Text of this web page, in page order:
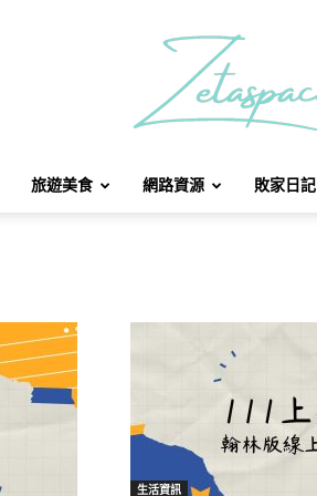
旅遊美食 網路資源 敗家日記
生活資訊